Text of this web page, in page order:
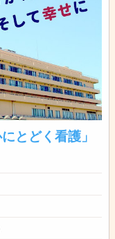
とどく看護」